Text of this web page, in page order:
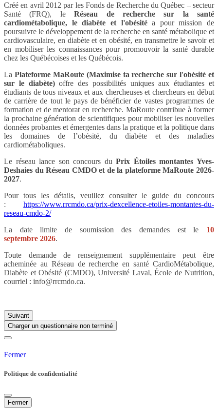
Créé en avril 2012 par les Fonds de Recherche du Québec – secteur
Santé (FRQ), leRéseau de recherche sur la santé
cardiométabolique, le diabète et l'obésitéa pour mission de
poursuivre le développement de la recherche en santé métabolique et
cardiovasculaire, en diabète et en obésité, en transmettre le savoir et
en mobiliser les connaissances pour promouvoir la santé durable
chez les Québécoises et les Québécois.
La Plateforme MaRoute (Maximise ta recherche sur l'obésité et
sur le diabète)offre des possibilités uniques aux étudiantes et
étudiants de tous niveaux et aux chercheuses et chercheurs en début
de carrière de tout le pays de bénéficier de vastes programmes de
formation et de mentorat en recherche. MaRoute contribue à former
la prochaine génération de scientifiques pour mobiliser les nouvelles
données probantes et émergentes dans la pratique et la politique dans
les domaines de l’obésité, du diabète et des maladies
cardiométaboliques.
Le réseau lance son concours duPrix Étoiles montantes Yves-
Deshaies du Réseau CMDO et de la plateforme MaRoute 2026-
2027.
Pour tous les détails, veuillez consulter le guide du concours
: https://www.rrcmdo.ca/prix-dexcellence-etoiles-montantes-du-
reseau-cmdo-2/
La date limite de soumission des demandes est le 10
septembre 2026.
Toute demande de renseignement supplémentaire peut être
acheminée au Réseau de recherche en santé CardioMétabolique,
Diabète et Obésité (CMDO), Université Laval, École de Nutrition,
courriel : info@rrcmdo.ca.
Suivant
Charger un questionnaire non terminé
Fermer
Politique de confidentialité
Fermer